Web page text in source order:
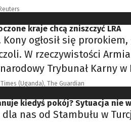
kraje chcą zniszczyć LRA
Kony ogłosił się
W rzeczywistości
Trybunał Karny
(Uganda), The Guardian
kiedyś pokój? Sytuacja nie
nas od Stambułu w